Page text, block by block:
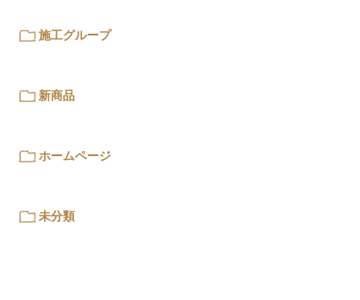
施工グループ
新商品
ホームページ
未分類